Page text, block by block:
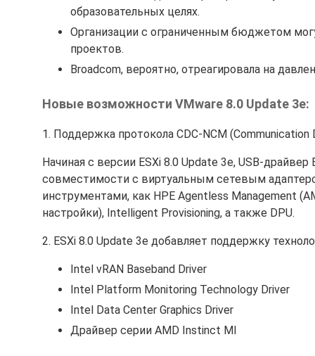
образовательных целях.
Организации с ограниченным бюджетом
проектов.
Broadcom, вероятно, отреагировала на
Новые возможности VMware 8.0 Update 3e:
1. Поддержка протокола CDC-NCM
Начиная с версии ESXi 8.0 Update 3e, USB-
совместимости с виртуальным сетевым
инструментами, как HPE Agentless Management
настройки), Intelligent Provisioning, а также DPU.
2. ESXi 8.0 Update 3e добавляет поддержку
Intel vRAN Baseband Driver
Intel Platform Monitoring Technology Driver
Intel Data Center Graphics Driver
Драйвер серии AMD Instinct MI